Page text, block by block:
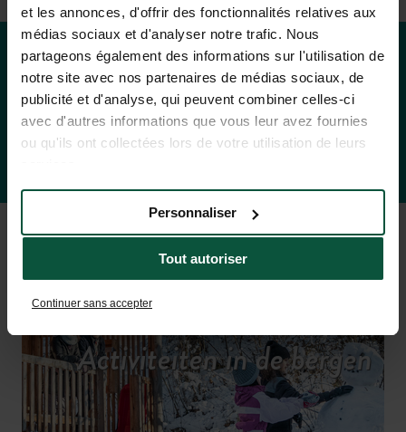
et les annonces, d'offrir des fonctionnalités relatives aux
médias sociaux et d'analyser notre trafic. Nous
partageons également des informations sur l'utilisation de
notre site avec nos partenaires de médias sociaux, de
publicité et d'analyse, qui peuvent combiner celles-ci
avec d'autres informations que vous leur avez fournies
ou qu'ils ont collectées lors de votre utilisation de leurs
Tout autoriser
Personnaliser
Continuer sans accepter
Tarieven & beschikbaarheid
Activiteiten in de bergen